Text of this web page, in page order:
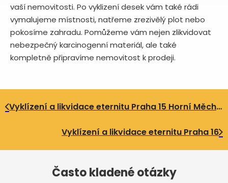
vaší nemovitosti. Po vyklizení desek vám také rádi
vymalujeme místnosti, natřeme zrezivělý plot nebo
pokosíme zahradu. Pomůžeme vám nejen zlikvidovat
nebezpečný karcinogenní materiál, ale také
kompletně připravíme nemovitost k prodeji.
Vyklízení a likvidace eternitu Praha 15 Horní Měcholupy
Vyklízení a likvidace eternitu Praha 16
Často kladené otázky